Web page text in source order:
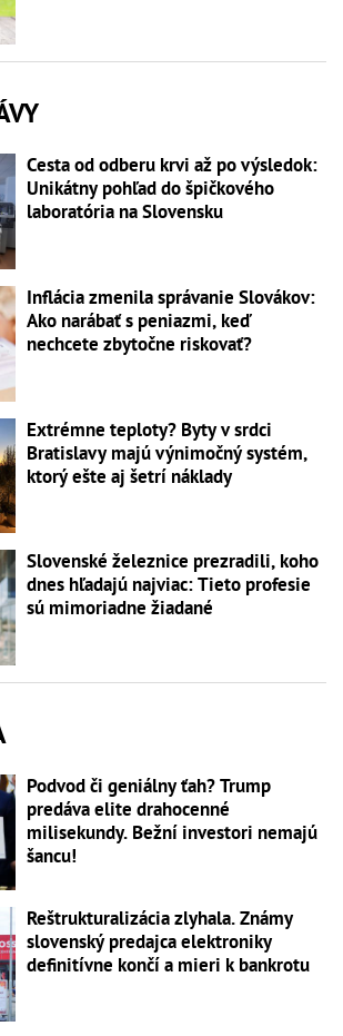
Cesta od odberu krvi až po výsledok:
Unikátny pohľad do špičkového
laboratória na Slovensku
Inflácia zmenila správanie Slovákov:
Ako narábať s peniazmi, keď
nechcete zbytočne riskovať?
Extrémne teploty? Byty v srdci
Bratislavy majú výnimočný systém,
ktorý ešte aj šetrí náklady
Slovenské železnice prezradili, koho
dnes hľadajú najviac: Tieto profesie
sú mimoriadne žiadané
Podvod či geniálny ťah? Trump
predáva elite drahocenné
milisekundy. Bežní investori nemajú
šancu!
Reštrukturalizácia zlyhala. Známy
slovenský predajca elektroniky
definitívne končí a mieri k bankrotu